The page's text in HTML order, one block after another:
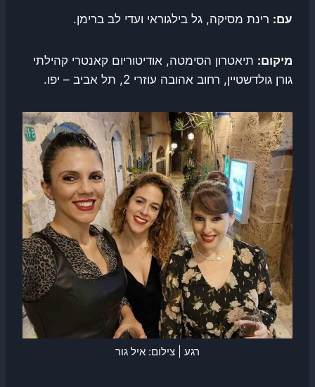
עם: רינת מסיקה, גל בילגוראי ועדי לב ברימן.
מיקום: תיאטרון הסימטה, אודיטוריום קאנטרי קהילתי
גורן גולדשטיין, רחוב אהובה עוזרי 2, תל אביב – יפו.
רגע | צילום: איל גור